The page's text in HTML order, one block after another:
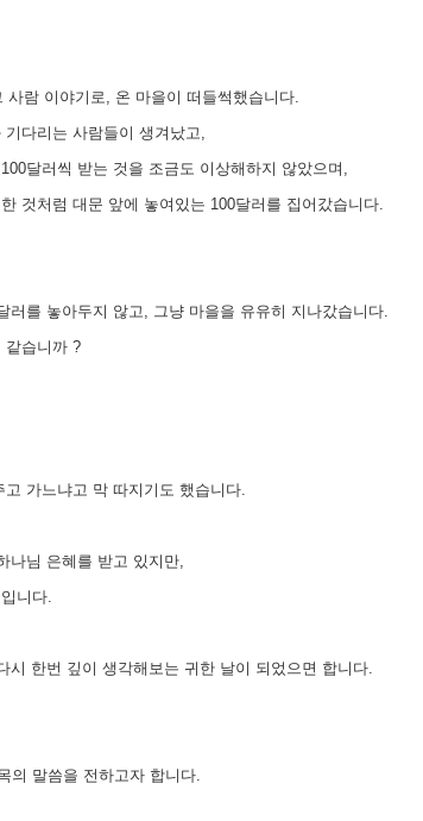
람 이야기로, 온 마을이 떠들썩했습니다.
다리는 사람들이 생겨났고,
달러씩 받는 것을 조금도 이상해하지 않았으며,
것처럼 대문 앞에 놓여있는 100달러를 집어갔습니다.
를 놓아두지 않고, 그냥 마을을 유유히 지나갔습니다.
같습니까 ?
가느냐고 막 따지기도 했습니다.
나님 은혜를 받고 있지만,
니다.
한번 깊이 생각해보는 귀한 날이 되었으면 합니다.
의 말씀을 전하고자 합니다.